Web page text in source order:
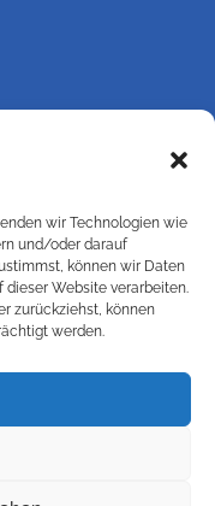
wir Technologien wie
und/oder darauf
können wir Daten
dieser Website verarbeiten.
zurückziehst, können
werden.